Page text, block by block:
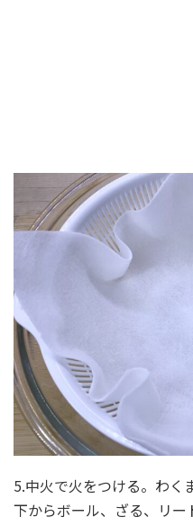
5.中火で火をつける。わく
下からボール、ざる、リー